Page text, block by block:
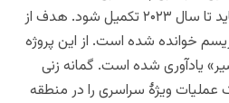
ترکیب ملی منطقه است که باید تا سال ۲۰۲۳ تکمیل شود. هدف از
خوانده شده است. از این پروژه
یادآوری شده است. گمانه زنی
عملیات ویژۀ سراسری را در منطقه